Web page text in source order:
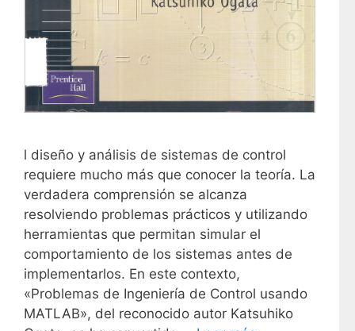
l diseño y análisis de sistemas de control
requiere mucho más que conocer la teoría. La
verdadera comprensión se alcanza
resolviendo problemas prácticos y utilizando
herramientas que permitan simular el
comportamiento de los sistemas antes de
implementarlos. En este contexto,
«Problemas de Ingeniería de Control usando
MATLAB», del reconocido autor Katsuhiko